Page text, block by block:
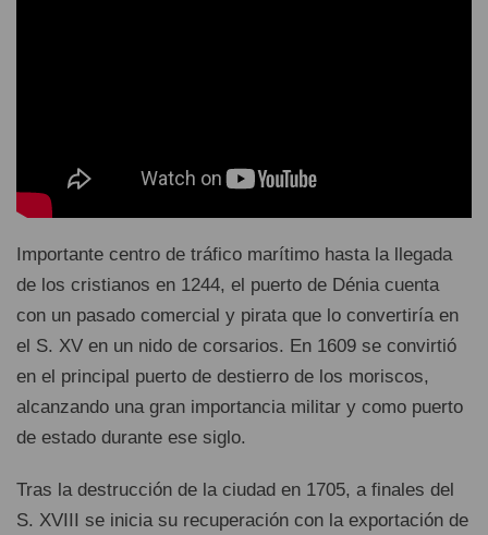
Importante centro de tráfico marítimo hasta la llegada
de los cristianos en 1244, el puerto de Dénia cuenta
con un pasado comercial y pirata que lo convertiría en
el S. XV en un nido de corsarios. En 1609 se convirtió
en el principal puerto de destierro de los moriscos,
alcanzando una gran importancia militar y como puerto
de estado durante ese siglo.
Tras la destrucción de la ciudad en 1705, a finales del
S. XVIII se inicia su recuperación con la exportación de